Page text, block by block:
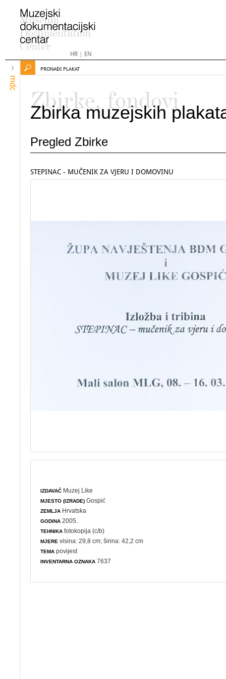
HR| EN
mdc
PRONAĐI PLAKAT
Zbirke, fondovi
Zbirka muzejskih
Pregled Zbirke
STEPINAC - MUČENIK ZA VJERU I DOMOVINU
IZDAVAČ Muzej Like
MJESTO (IZRADE) Gospić
ZEMLJA Hrvatska
GODINA 2005.
TEHNIKA fotokopija (c/b)
MJERE visina: 29,8 cm; širina: 42,2 cm
TEMA povijest
INVENTARNA OZNAKA 7637